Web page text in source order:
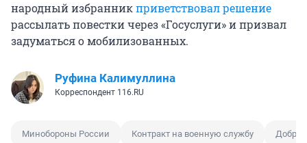
народный избранникприветствовал решение
рассылать повестки через «Госуслуги» и призвал
задуматься о мобилизованных.
Руфина Калимуллина
Корреспондент 116.RU
Минобороны России Контракт на военную службу